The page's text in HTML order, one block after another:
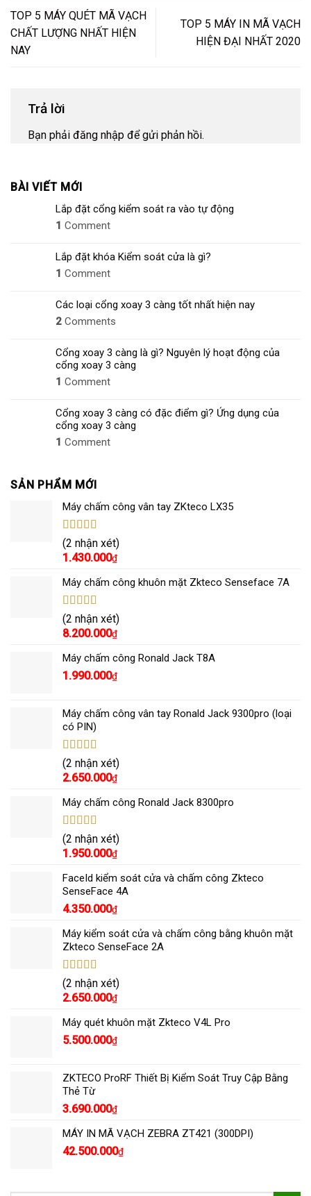
TOP 5 MÁY QUÉT MÃ VẠCH
CHẤT LƯỢNG NHẤT HIỆN
NAY
TOP 5 MÁY IN MÃ VẠCH
HIỆN ĐẠI NHẤT 2020
Trả lời
Bạn phải đăng nhập để gửi phản hồi.
BÀI VIẾT MỚI
Lắp đặt cổng kiểm soát ra vào tự động
1 Comment
Lắp đặt khóa Kiểm soát cửa là gì?
1 Comment
Các loại cổng xoay 3 càng tốt nhất hiện nay
2 Comments
Cổng xoay 3 càng là gì? Nguyên lý hoạt động của
cổng xoay 3 càng
1 Comment
Cổng xoay 3 càng có đặc điểm gì? Ứng dụng của
cổng xoay 3 càng
1 Comment
SẢN PHẨM MỚI
Máy chấm công vân tay ZKteco LX35
Được xếp
hạng5.005
sao
(2 nhận xét)
1.430.000₫
Máy chấm công khuôn mặt Zkteco Senseface 7A
Được xếp
hạng5.005
sao
(2 nhận xét)
8.200.000₫
Máy chấm công Ronald Jack T8A
1.990.000₫
Máy chấm công vân tay Ronald Jack 9300pro (loại
có PIN)
Được xếp
hạng5.005
sao
(2 nhận xét)
2.650.000₫
Máy chấm công Ronald Jack 8300pro
Được xếp
hạng5.005
sao
(2 nhận xét)
1.950.000₫
FaceId kiểm soát cửa và chấm công Zkteco
SenseFace 4A
4.350.000₫
Máy kiểm soát cửa và chấm công bằng khuôn mặt
Zkteco SenseFace 2A
Được xếp
hạng5.005
sao
(2 nhận xét)
2.650.000₫
Máy quét khuôn mặt Zkteco V4L Pro
5.500.000₫
ZKTECO ProRF Thiết Bị Kiểm Soát Truy Cập Bằng
Thẻ Từ
3.690.000₫
MÁY IN MÃ VẠCH ZEBRA ZT421 (300DPI)
42.500.000₫